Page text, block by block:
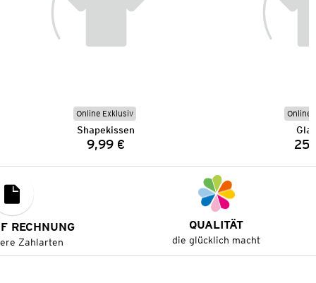
Online Exklusiv
Shapekissen
Preis:
9,99 €
Online
RECHNUNG
Zahlarten
QUALITÄT
die glücklich macht